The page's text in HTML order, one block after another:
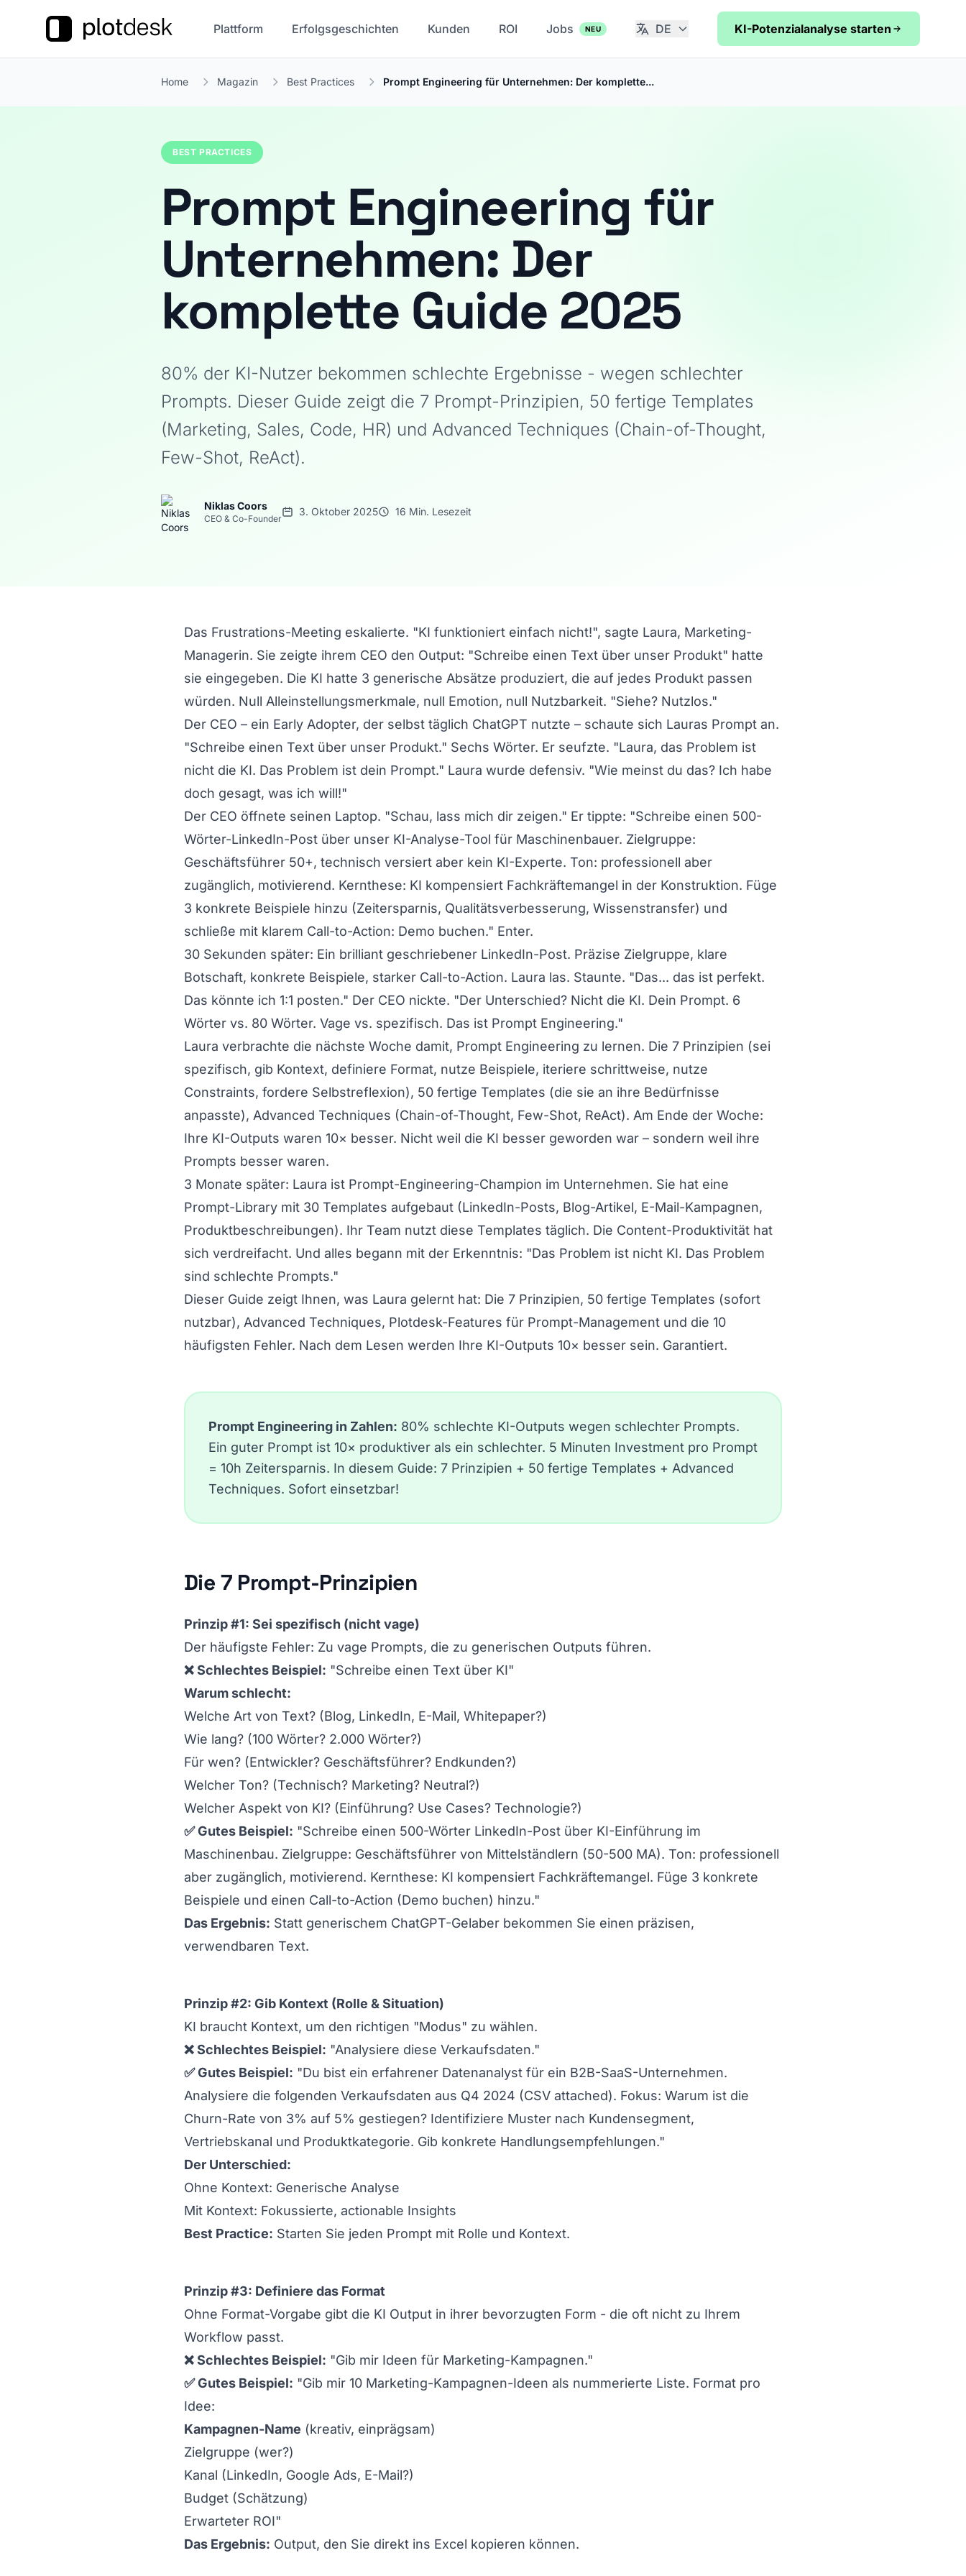
Plattform Erfolgsgeschichten Kunden ROI Jobs NEU DE KI-Potenzialanalyse starten
Home Magazin Best Practices Prompt Engineering für Unternehmen: Der komplette...
BEST PRACTICES
Prompt Engineering für
Unternehmen: Der
komplette Guide 2025
80% der KI-Nutzer bekommen schlechte Ergebnisse - wegen schlechter
Prompts. Dieser Guide zeigt die 7 Prompt-Prinzipien, 50 fertige Templates
(Marketing, Sales, Code, HR) und Advanced Techniques (Chain-of-Thought,
Few-Shot, ReAct).
Niklas Coors
CEO & Co-Founder
3. Oktober 2025 16 Min. Lesezeit
Das Frustrations-Meeting eskalierte. "KI funktioniert einfach nicht!", sagte Laura, Marketing-
Managerin. Sie zeigte ihrem CEO den Output: "Schreibe einen Text über unser Produkt" hatte
sie eingegeben. Die KI hatte 3 generische Absätze produziert, die auf jedes Produkt passen
würden. Null Alleinstellungsmerkmale, null Emotion, null Nutzbarkeit. "Siehe? Nutzlos."
Der CEO – ein Early Adopter, der selbst täglich ChatGPT nutzte – schaute sich Lauras Prompt an.
"Schreibe einen Text über unser Produkt." Sechs Wörter. Er seufzte. "Laura, das Problem ist
nicht die KI. Das Problem ist dein Prompt." Laura wurde defensiv. "Wie meinst du das? Ich habe
doch gesagt, was ich will!"
Der CEO öffnete seinen Laptop. "Schau, lass mich dir zeigen." Er tippte: "Schreibe einen 500-
Wörter-LinkedIn-Post über unser KI-Analyse-Tool für Maschinenbauer. Zielgruppe:
Geschäftsführer 50+, technisch versiert aber kein KI-Experte. Ton: professionell aber
zugänglich, motivierend. Kernthese: KI kompensiert Fachkräftemangel in der Konstruktion. Füge
3 konkrete Beispiele hinzu (Zeitersparnis, Qualitätsverbesserung, Wissenstransfer) und
schließe mit klarem Call-to-Action: Demo buchen." Enter.
30 Sekunden später: Ein brilliant geschriebener LinkedIn-Post. Präzise Zielgruppe, klare
Botschaft, konkrete Beispiele, starker Call-to-Action. Laura las. Staunte. "Das... das ist perfekt.
Das könnte ich 1:1 posten." Der CEO nickte. "Der Unterschied? Nicht die KI. Dein Prompt. 6
Wörter vs. 80 Wörter. Vage vs. spezifisch. Das ist Prompt Engineering."
Laura verbrachte die nächste Woche damit, Prompt Engineering zu lernen. Die 7 Prinzipien (sei
spezifisch, gib Kontext, definiere Format, nutze Beispiele, iteriere schrittweise, nutze
Constraints, fordere Selbstreflexion), 50 fertige Templates (die sie an ihre Bedürfnisse
anpasste), Advanced Techniques (Chain-of-Thought, Few-Shot, ReAct). Am Ende der Woche:
Ihre KI-Outputs waren 10× besser. Nicht weil die KI besser geworden war – sondern weil ihre
Prompts besser waren.
3 Monate später: Laura ist Prompt-Engineering-Champion im Unternehmen. Sie hat eine
Prompt-Library mit 30 Templates aufgebaut (LinkedIn-Posts, Blog-Artikel, E-Mail-Kampagnen,
Produktbeschreibungen). Ihr Team nutzt diese Templates täglich. Die Content-Produktivität hat
sich verdreifacht. Und alles begann mit der Erkenntnis: "Das Problem ist nicht KI. Das Problem
sind schlechte Prompts."
Dieser Guide zeigt Ihnen, was Laura gelernt hat: Die 7 Prinzipien, 50 fertige Templates (sofort
nutzbar), Advanced Techniques, Plotdesk-Features für Prompt-Management und die 10
häufigsten Fehler. Nach dem Lesen werden Ihre KI-Outputs 10× besser sein. Garantiert.
Prompt Engineering in Zahlen: 80% schlechte KI-Outputs wegen schlechter Prompts.
Ein guter Prompt ist 10× produktiver als ein schlechter. 5 Minuten Investment pro Prompt
= 10h Zeitersparnis. In diesem Guide: 7 Prinzipien + 50 fertige Templates + Advanced
Techniques. Sofort einsetzbar!
Die 7 Prompt-Prinzipien
Prinzip #1: Sei spezifisch (nicht vage)
Der häufigste Fehler: Zu vage Prompts, die zu generischen Outputs führen.
❌ Schlechtes Beispiel: "Schreibe einen Text über KI"
Warum schlecht:
Welche Art von Text? (Blog, LinkedIn, E-Mail, Whitepaper?)
Wie lang? (100 Wörter? 2.000 Wörter?)
Für wen? (Entwickler? Geschäftsführer? Endkunden?)
Welcher Ton? (Technisch? Marketing? Neutral?)
Welcher Aspekt von KI? (Einführung? Use Cases? Technologie?)
✅ Gutes Beispiel: "Schreibe einen 500-Wörter LinkedIn-Post über KI-Einführung im
Maschinenbau. Zielgruppe: Geschäftsführer von Mittelständlern (50-500 MA). Ton: professionell
aber zugänglich, motivierend. Kernthese: KI kompensiert Fachkräftemangel. Füge 3 konkrete
Beispiele und einen Call-to-Action (Demo buchen) hinzu."
Das Ergebnis: Statt generischem ChatGPT-Gelaber bekommen Sie einen präzisen,
verwendbaren Text.
Prinzip #2: Gib Kontext (Rolle & Situation)
KI braucht Kontext, um den richtigen "Modus" zu wählen.
❌ Schlechtes Beispiel: "Analysiere diese Verkaufsdaten."
✅ Gutes Beispiel: "Du bist ein erfahrener Datenanalyst für ein B2B-SaaS-Unternehmen.
Analysiere die folgenden Verkaufsdaten aus Q4 2024 (CSV attached). Fokus: Warum ist die
Churn-Rate von 3% auf 5% gestiegen? Identifiziere Muster nach Kundensegment,
Vertriebskanal und Produktkategorie. Gib konkrete Handlungsempfehlungen."
Der Unterschied:
Ohne Kontext: Generische Analyse
Mit Kontext: Fokussierte, actionable Insights
Best Practice: Starten Sie jeden Prompt mit Rolle und Kontext.
Prinzip #3: Definiere das Format
Ohne Format-Vorgabe gibt die KI Output in ihrer bevorzugten Form - die oft nicht zu Ihrem
Workflow passt.
❌ Schlechtes Beispiel: "Gib mir Ideen für Marketing-Kampagnen."
✅ Gutes Beispiel: "Gib mir 10 Marketing-Kampagnen-Ideen als nummerierte Liste. Format pro
Idee:
Kampagnen-Name (kreativ, einprägsam)
Zielgruppe (wer?)
Kanal (LinkedIn, Google Ads, E-Mail?)
Budget (Schätzung)
Erwarteter ROI"
Das Ergebnis: Output, den Sie direkt ins Excel kopieren können.